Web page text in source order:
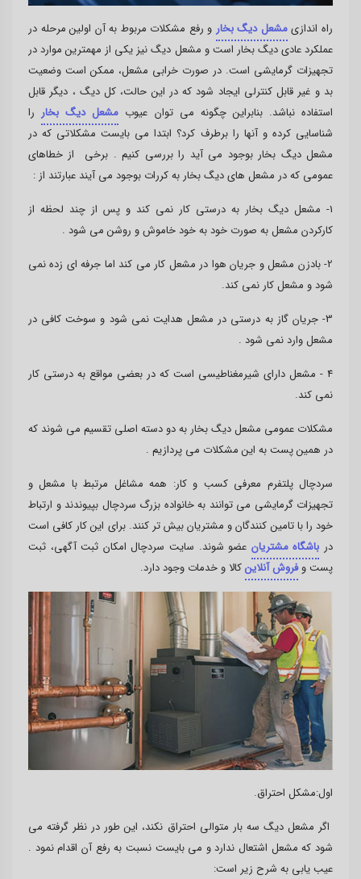
راه اندازیمشعل دیگ بخار و رفع مشکلات مربوط به آن اولین مرحله در
عملکرد عادی دیگ بخار است و مشعل دیگ نیز یکی از مهمترین موارد در
تجهیزات گرمایشی است. در صورت خرابی مشعل، ممکن است وضعیت
بد و غیر قابل کنترلی ایجاد شود که در این حالت، کل دیگ ، دیگر قابل
استفاده نباشد. بنابراین چگونه می توان عیوب مشعل دیگ بخار را
شناسایی کرده و آنها را برطرف کرد؟ ابتدا می بایست مشکلاتی که در
مشعل دیگ بخار بوجود می آید را بررسی کنیم . برخی از خطاهای
عمومی که در مشعل های دیگ بخار به کررات بوجود می آیند عبارتند از :
1- مشعل دیگ بخار به درستی کار نمی کند و پس از چند لحظه از
کارکردن مشعل به صورت خود به خود خاموش و روشن می شود .
2- بادزن مشعل و جریان هوا در مشعل کار می کند اما جرفه ای زده نمی
شود و مشعل کار نمی کند.
3- جریان گاز به درستی در مشعل هدایت نمی شود و سوخت کافی در
مشعل وارد نمی شود .
4 - مشعل دارای شیرمغناطیسی است که در بعضی مواقع به درستی کار
نمی کند.
مشکلات عمومی مشعل دیگ بخار به دو دسته اصلی تقسیم می شوند که
در همین پست به این مشکلات می پردازیم .
سردچال پلتفرم معرفی کسب و کار: همه مشاغل مرتبط با مشعل و
تجهیزات گرمایشی می توانند به خانواده بزرگ سردچال بپیوندند و ارتباط
خود را با تامین کنندگان و مشتریان بیش تر کنند. برای این کار کافی است
در باشگاه مشتریان عضو شوند. سایت سردچال امکان ثبت آگهی، ثبت
پست وفروش آنلاینکالا و خدمات وجود دارد.
اول:مشکل احتراق.
اگر مشعل دیگ سه بار متوالی احتراق نکند، این طور در نظر گرفته می
شود که مشعل اشتعال ندارد و می بایست نسبت به رفع آن اقدام نمود .
عیب یابی به شرح زیر است: